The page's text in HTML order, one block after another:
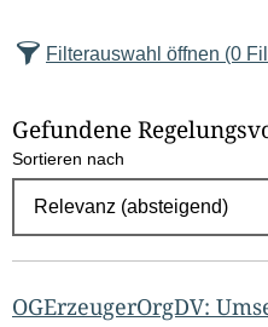
z
l
E
g
e
b
Filterauswahl öffnen (0
Gefundene
Sortieren nach
OGErzeugerOrgDV: